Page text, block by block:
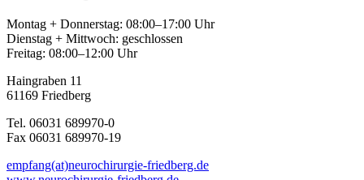
Montag + Donnerstag: 08:00–17:00 Uhr
Dienstag + Mittwoch: geschlossen
Freitag: 08:00–12:00 Uhr
Haingraben 11
61169 Friedberg
Tel. 06031 689970-0
Fax 06031 689970-19
empfang(at)neurochirurgie-friedberg.de